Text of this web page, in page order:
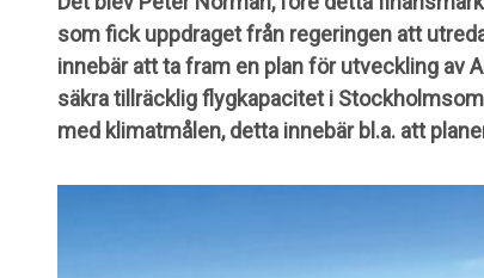
som fick uppdraget från regeringen att
innebär att ta fram en plan för utveckling av
säkra tillräcklig flygkapacitet i
med klimatmålen, detta innebär bl.a. att